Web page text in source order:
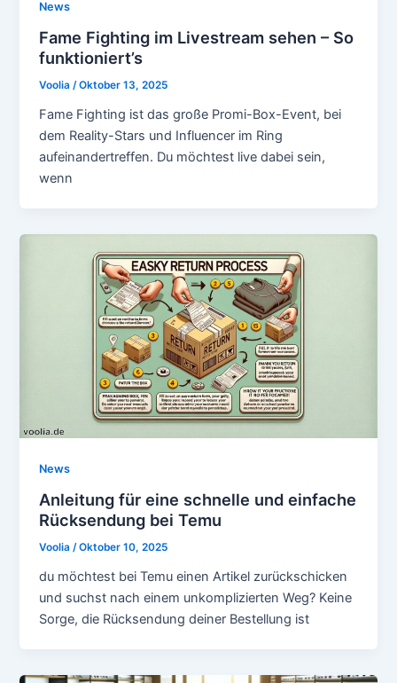
News
Fame Fighting im Livestream sehen – So
funktioniert’s
Voolia/Oktober 13, 2025
Fame Fighting ist das große Promi-Box-Event, bei
dem Reality-Stars und Influencer im Ring
aufeinandertreffen. Du möchtest live dabei sein,
wenn
News
Anleitung für eine schnelle und einfache
Rücksendung bei Temu
Voolia/Oktober 10, 2025
du möchtest bei Temu einen Artikel zurückschicken
und suchst nach einem unkomplizierten Weg? Keine
Sorge, die Rücksendung deiner Bestellung ist